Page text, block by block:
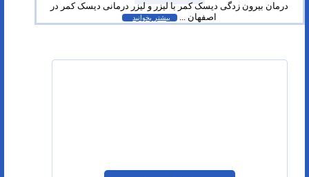
درمان بیرون زدگی دیسک کمر با لیزر و لیزر درمانی دیسک کمر در
اصفهان ...
بیشتر بخوانید